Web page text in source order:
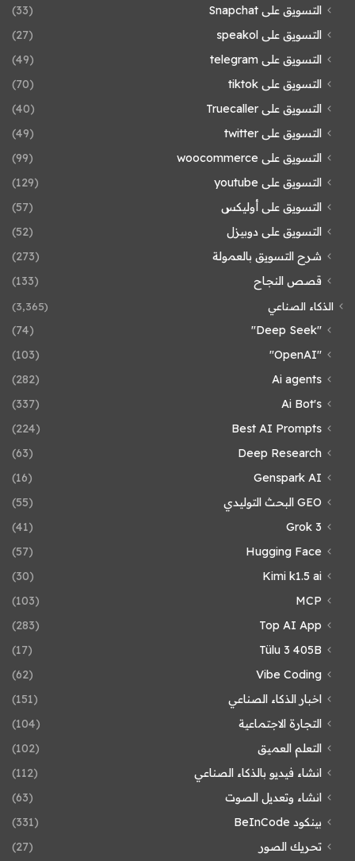
التسويق على Snapchat
(33)
التسويق على speakol
(27)
التسويق على telegram
(49)
التسويق على tiktok
(70)
التسويق على Truecaller
(40)
التسويق على twitter
(49)
التسويق على woocommerce
(99)
التسويق على youtube
(129)
التسويق على أوليكس
(57)
التسويق على دوبيزل
(52)
شرح التسويق بالعمولة
(273)
قصص النجاح
(133)
الذكاء الصناعي (3٬365)
"Deep Seek"
(74)
"OpenAI"
(103)
Ai agents
(282)
Ai Bot's
(337)
Best AI Prompts
(224)
Deep Research
(63)
Genspark AI
(16)
GEO البحث التوليدي
(55)
Grok 3
(41)
Hugging Face
(57)
Kimi k1.5 ai
(30)
MCP
(103)
Top AI App
(283)
Tülu 3 405B
(17)
Vibe Coding
(62)
اخبار الذكاء الصناعي
(151)
التجارة الاجتماعية
(104)
التعلم العميق
(102)
انشاء فيديو بالذكاء الصناعي
(112)
انشاء وتعديل الصوت
(63)
بينكود BeInCode
(331)
تحريك الصور
(27)